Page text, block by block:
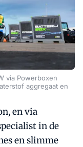
via Powerboxen
aggregaat en
en via
in de
en slimme